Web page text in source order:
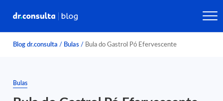
Blog dr.consulta / Bulas / Bula do Gastrol Pó Efervescente
Bulas